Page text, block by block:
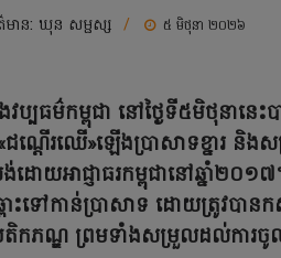
ាន: ឃុន សម្ផស្ស / ៥ មិថុនា ២០២៦
ប្បធម៌កម្ពុជា នៅថ្ងៃទី៥មិថុនានេ
ណ្តើរឈើ»ឡើងប្រាសាទខ្នារ និង
ោយអាជ្ញាធរកម្ពុជានៅឆ្នាំ២០
ោះទៅកាន់ប្រាសាទ ដោយត្រូវបា
តិកភណ្ឌ ព្រមទាំងសម្រួលដល់ការ